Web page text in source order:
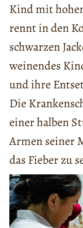
Kind mit
rennt in den
schwarzen
weinendes
und ihre
Die
einer halben
Armen seiner
das Fieber zu